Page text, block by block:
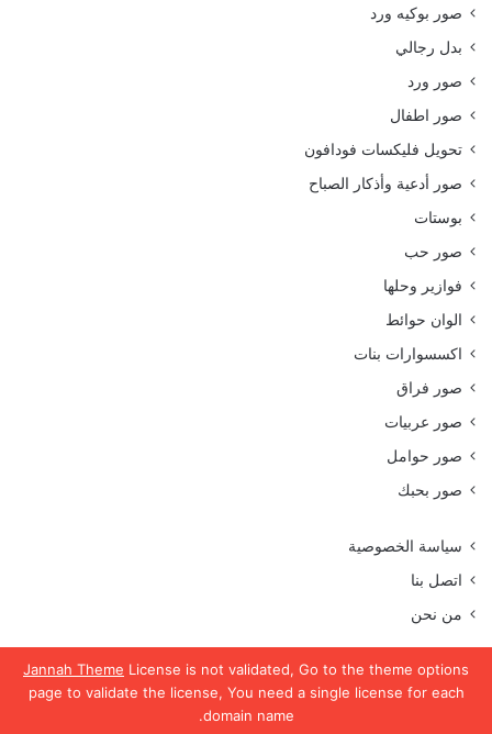
Jannah Theme License is not validated, Go to the theme options
page to validate the license, You need a single license for each
domain name.
صور بوكيه ورد
بدل رجالي
صور ورد
صور اطفال
تحويل فليكسات فودافون
صور أدعية وأذكار الصباح
بوستات
صور حب
فوازير وحلها
الوان حوائط
اكسسوارات بنات
صور فراق
صور عربيات
صور حوامل
صور بحبك
سياسة الخصوصية
اتصل بنا
من نحن
جميع الحقوق محفوظة موقع رمسة عرب 2023